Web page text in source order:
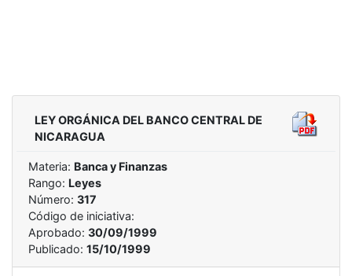
LEY ORGÁNICA DEL BANCO CENTRAL DE
NICARAGUA
Materia: Banca y Finanzas
Rango: Leyes
Número: 317
Código de iniciativa:
Aprobado: 30/09/1999
Publicado: 15/10/1999